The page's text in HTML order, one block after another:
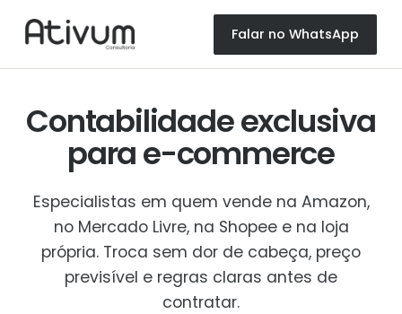
Falar no WhatsApp
Contabilidade exclusiva
parae-commerce
Especialistas em quem vende na Amazon,
no Mercado Livre, na Shopee e na loja
própria. Troca sem dor de cabeça, preço
previsível e regras claras antes de
contratar.